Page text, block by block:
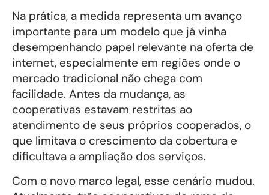
Na prática, a medida representa um avanço
importante para um modelo que já vinha
desempenhando papel relevante na oferta de
internet, especialmente em regiões onde o
mercado tradicional não chega com
facilidade. Antes da mudança, as
cooperativas estavam restritas ao
atendimento de seus próprios cooperados, o
que limitava o crescimento da cobertura e
dificultava a ampliação dos serviços.
Com o novo marco legal, esse cenário mudou.